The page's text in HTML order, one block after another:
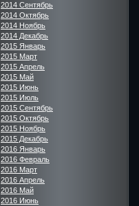
2014 Сентябрь
2014 Октябрь
2014 Ноябрь
2014 Декабрь
2015 Январь
2015 Март
2015 Апрель
2015 Май
2015 Июнь
2015 Июль
2015 Сентябрь
2015 Октябрь
2015 Ноябрь
2015 Декабрь
2016 Январь
2016 Февраль
2016 Март
2016 Апрель
2016 Май
2016 Июнь